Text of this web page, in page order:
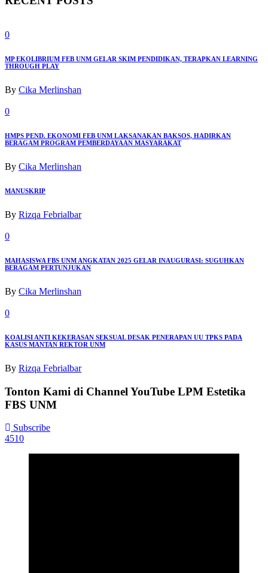
0
MP EKOLIBRIUM FEB UNM GELAR SKIM PENDIDIKAN, TERAPKAN LEARNING
THROUGH PLAY
By Cika Merlinshan
0
HMPS PEND. EKONOMI FEB UNM LAKSANAKAN BAKSOS, HADIRKAN
BERAGAM PROGRAM PEMBERDAYAAN MASYARAKAT
By Cika Merlinshan
MANUSKRIP
By Rizqa Febrialbar
0
MAHASISWA FBS UNM ANGKATAN 2025 GELAR INAUGURASI: SUGUHKAN
BERAGAM PERTUNJUKAN
By Cika Merlinshan
0
KOALISI ANTI KEKERASAN SEKSUAL DESAK PENERAPAN UU TPKS PADA
KASUS MANTAN REKTOR UNM
By Rizqa Febrialbar
Tonton Kami di Channel YouTube LPM Estetika
FBS UNM
Subscribe
4510